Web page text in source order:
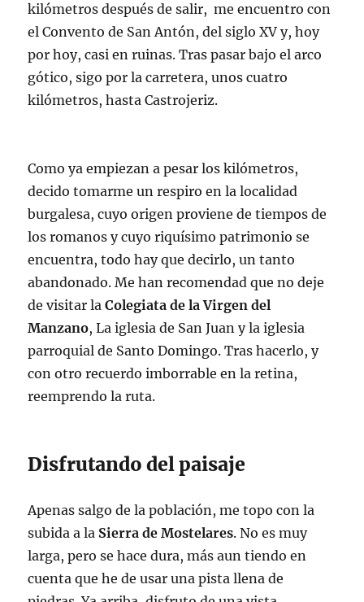
kilómetros después de salir, me encuentro con
el Convento de San Antón, del siglo XV y, hoy
por hoy, casi en ruinas. Tras pasar bajo el arco
gótico, sigo por la carretera, unos cuatro
kilómetros, hasta Castrojeriz.
Como ya empiezan a pesar los kilómetros,
decido tomarme un respiro en la localidad
burgalesa, cuyo origen proviene de tiempos de
los romanos y cuyo riquísimo patrimonio se
encuentra, todo hay que decirlo, un tanto
abandonado. Me han recomendad que no deje
de visitar laColegiata de la Virgen del
Manzano, La iglesia de San Juan y la iglesia
parroquial de Santo Domingo. Tras hacerlo, y
con otro recuerdo imborrable en la retina,
reemprendo la ruta.
Disfrutando del paisaje
Apenas salgo de la población, me topo con la
subida a la Sierra de Mostelares. No es muy
larga, pero se hace dura, más aun tiendo en
cuenta que he de usar una pista llena de